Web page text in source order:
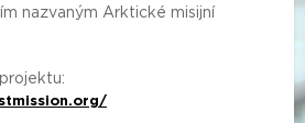
nazvaným Arktické misijní